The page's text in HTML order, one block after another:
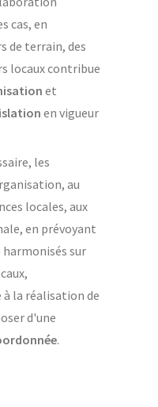
cas, en
de terrain, des
locaux contribue
et
en vigueur
les
au
locales, aux
en prévoyant
sur
la réalisation de
d'une
.